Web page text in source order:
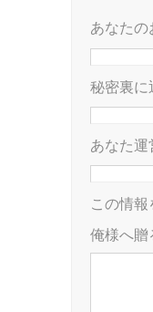
あなたの
秘密裏に
あなた運
この情報
俺様へ贈